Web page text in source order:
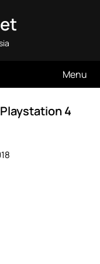
Menu
4